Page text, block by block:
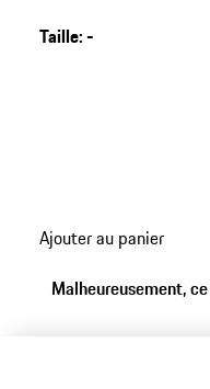
Taille:-
Ajouter au panier
Malheureusement,